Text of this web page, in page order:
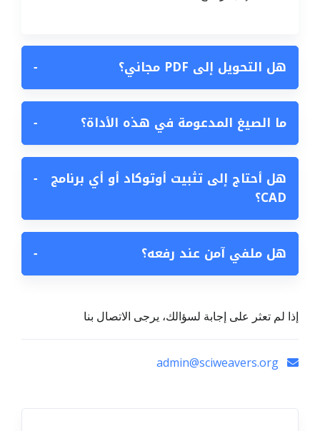
هل التحويل إلى PDF مجاني؟ −
ما الصيغ المدعومة في هذه الأداة؟ −
هل أحتاج إلى تثبيت أوتوكاد أو أي برنامج
CAD؟
−
هل ملفي آمن عند رفعه؟ −
إذا لم تعثر على إجابة لسؤالك، يرجى الاتصال بنا